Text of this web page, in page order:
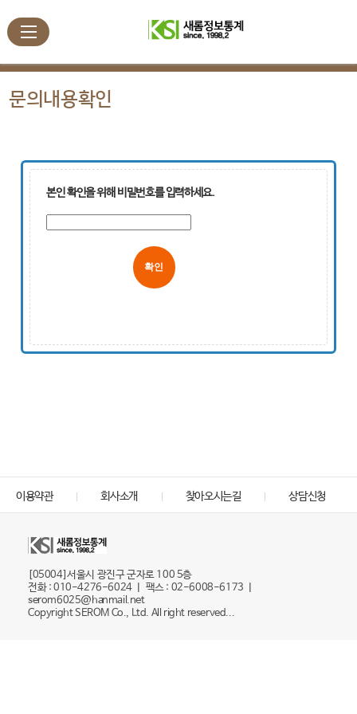
문의내용확인
본인 확인을 위해 비밀번호를 입력하세요.
이용약관 회사소개 찾아오시는길 상담신청
[05004]서울시 광진구 군자로 100 5층
전화 : 010-4276-6024 ㅣ 팩스 : 02-6008-6173 ㅣ
serom6025@hanmail.net
Copyright SEROM Co., Ltd. All right reserved...